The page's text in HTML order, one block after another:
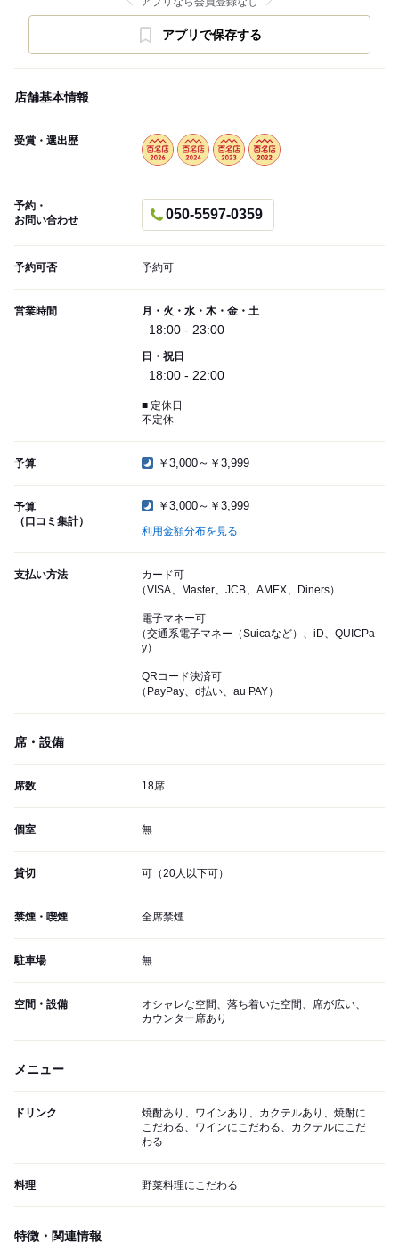
アプリで保存する
店舗基本情報
受賞・選出歴
予約・
お問い合わせ
050-5597-0359
予約可否 予約可
営業時間 月・火・水・木・金・土
18:00 - 23:00
日・祝日
18:00 - 22:00
■ 定休日
不定休
予算 ￥3,000～￥3,999
予算
（口コミ集計）
￥3,000～￥3,999
利用金額分布を見る
支払い方法
カード可
（VISA、Master、JCB、AMEX、Diners）
電子マネー可
（交通系電子マネー（Suicaなど）、iD、QUICPa
y）
QRコード決済可
（PayPay、d払い、au PAY）
席・設備
席数 18席
個室 無
貸切 可（20人以下可）
禁煙・喫煙 全席禁煙
駐車場 無
空間・設備
オシャレな空間、落ち着いた空間、席が広い、
カウンター席あり
メニュー
ドリンク
焼酎あり、ワインあり、カクテルあり、焼酎に
こだわる、ワインにこだわる、カクテルにこだ
わる
料理 野菜料理にこだわる
特徴・関連情報